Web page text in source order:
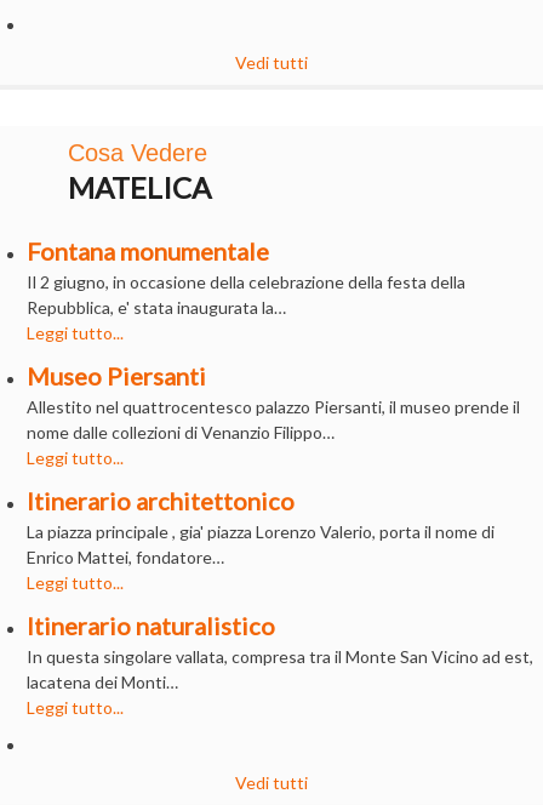
Vedi tutti
Cosa Vedere
MATELICA
Fontana monumentale
Il 2 giugno, in occasione della celebrazione della festa della
Repubblica, e' stata inaugurata la…
Leggi tutto...
Museo Piersanti
Allestito nel quattrocentesco palazzo Piersanti, il museo prende il
nome dalle collezioni di Venanzio Filippo…
Leggi tutto...
Itinerario architettonico
La piazza principale , gia' piazza Lorenzo Valerio, porta il nome di
Enrico Mattei, fondatore…
Leggi tutto...
Itinerario naturalistico
In questa singolare vallata, compresa tra il Monte San Vicino ad est,
lacatena dei Monti…
Leggi tutto...
Vedi tutti